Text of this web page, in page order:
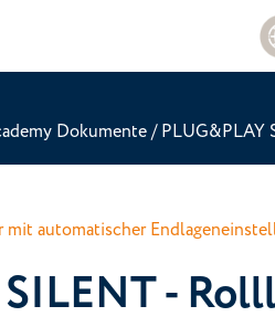
Dokumente/ PLUG&PLAY
automatischer
-